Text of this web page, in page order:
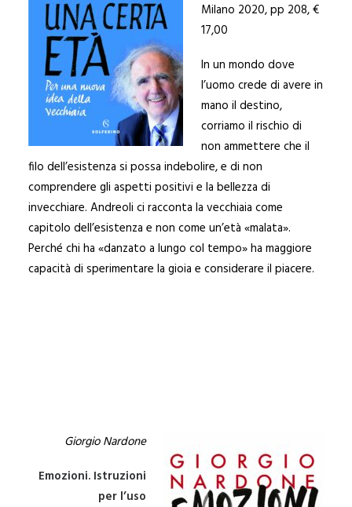
Milano 2020, pp 208, €
17,00
In un mondo dove
l’uomo crede di avere in
mano il destino,
corriamo il rischio di
non ammettere che il
filo dell’esistenza si possa indebolire, e di non
comprendere gli aspetti positivi e la bellezza di
invecchiare. Andreoli ci racconta la vecchiaia come
capitolo dell’esistenza e non come un’età «malata».
Perché chi ha «danzato a lungo col tempo» ha maggiore
capacità di sperimentare la gioia e considerare il piacere.
Giorgio Nardone
Emozioni. Istruzioni
per l’uso